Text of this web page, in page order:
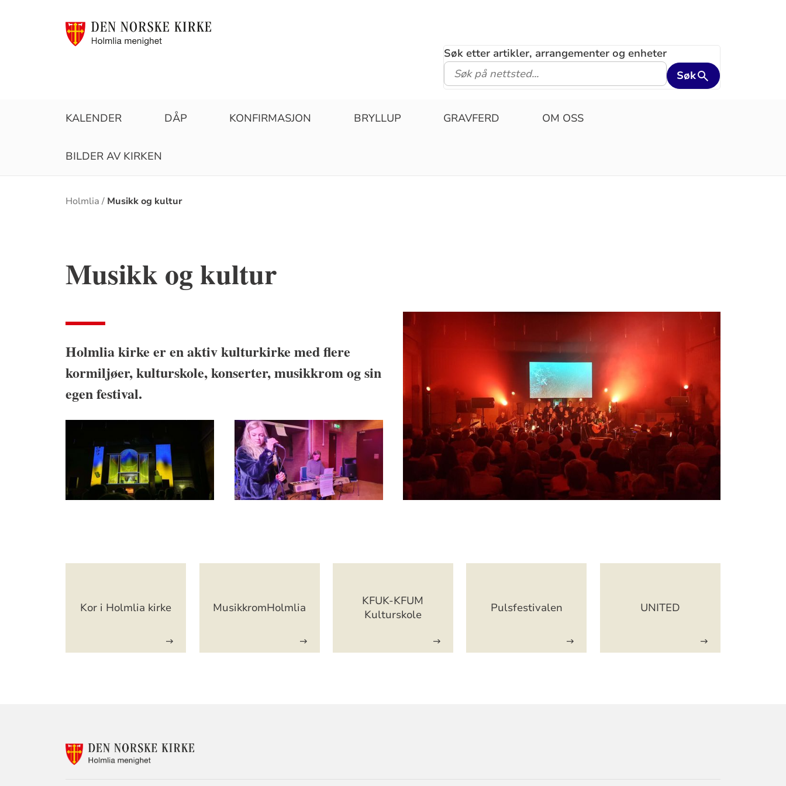
Søk etter artikler, arrangementer og enheter
Søk
KALENDER DÅP KONFIRMASJON BRYLLUP GRAVFERD OM OSS
BILDER AV KIRKEN
Brødsmulesti
Holmlia Musikk og kultur
Musikk og kultur
Holmlia kirke er en aktiv kulturkirke med flere
kormiljøer, kulturskole, konserter, musikkrom og sin
egen festival.
Kor i Holmlia kirke MusikkromHolmlia
KFUK-KFUM
Kulturskole
Pulsfestivalen UNITED
KONTAKTINFORMASJON